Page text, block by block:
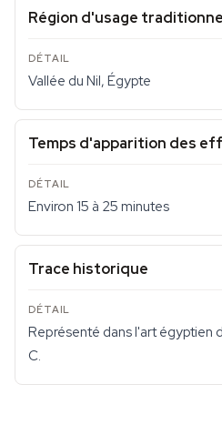
Région d'usage
Vallée du Nil, Égypte
Temps d'apparition des
Environ 15 à 25 minutes
Trace historique
Représenté dans l'art égyptien
C.